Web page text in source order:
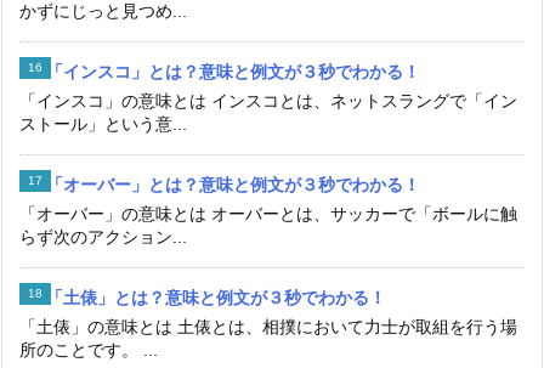
かずにじっと見つめ...
「インスコ」とは？意味と例文が３秒でわかる！
「インスコ」の意味とは インスコとは、ネットスラングで「イン
ストール」という意...
「オーバー」とは？意味と例文が３秒でわかる！
「オーバー」の意味とは オーバーとは、サッカーで「ボールに触
らず次のアクション...
「土俵」とは？意味と例文が３秒でわかる！
「土俵」の意味とは 土俵とは、相撲において力士が取組を行う場
所のことです。 ...